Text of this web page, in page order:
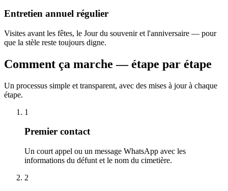
Entretien annuel régulier
Visites avant les fêtes, le Jour du souvenir et l'anniversaire — pour
que la stèle reste toujours digne.
Comment ça marche — étape par étape
Un processus simple et transparent, avec des mises à jour à chaque
étape.
1
Premier contact
Un court appel ou un message WhatsApp avec les
informations du défunt et le nom du cimetière.
2